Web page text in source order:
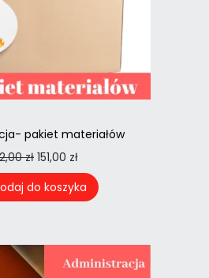
pakiet materiałów
zł 151,00 zł
do koszyka